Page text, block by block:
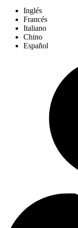
Inglés
Francés
Italiano
Chino
Español